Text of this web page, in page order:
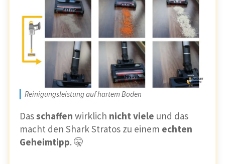
Reinigungsleistung auf hartem Boden
Dasschaffen wirklich nicht viele und das
macht den Shark Stratos zu einem echten
Geheimtipp. 🤫